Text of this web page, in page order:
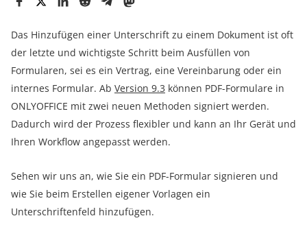
Das Hinzufügen einer Unterschrift zu einem Dokument ist oft
der letzte und wichtigste Schritt beim Ausfüllen von
Formularen, sei es ein Vertrag, eine Vereinbarung oder ein
internes Formular. Ab Version 9.3 können PDF-Formulare in
ONLYOFFICE mit zwei neuen Methoden signiert werden.
Dadurch wird der Prozess flexibler und kann an Ihr Gerät und
Ihren Workflow angepasst werden.
Sehen wir uns an, wie Sie ein PDF-Formular signieren und
wie Sie beim Erstellen eigener Vorlagen ein
Unterschriftenfeld hinzufügen.